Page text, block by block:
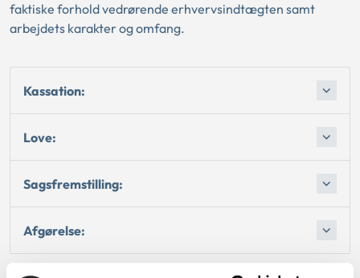
faktiske forhold vedrørende erhvervsindtægten samt
arbejdets karakter og omfang.
Kassation:
Love:
Sagsfremstilling:
Afgørelse: